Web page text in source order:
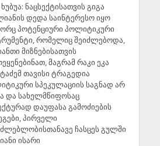
ხუბუა: ნაცსექტისათვის გიგა
დედა საინტერესო იყო
პოტენციური პოლიტიკური
რომელიც შეიძლებოდა,
მიზნებისათვის
მაგრამ რაკი ეკა
თავისი ტრაგედია
სპეკულაციის საგნად არ
და სახელმწიფოსაც
დაუფასა გამოძიების
პირველი
ჩასცეს გულში
ისარი